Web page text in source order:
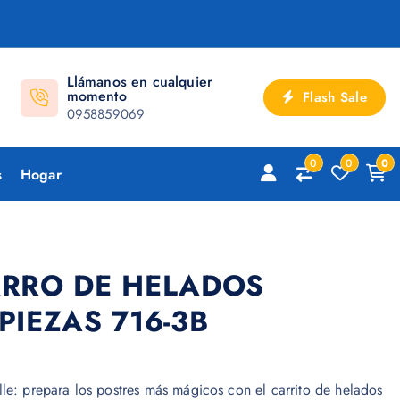
Llámanos en cualquier
momento
0958859069
Flash Sale
Hogar
0 0 0
DE HELADOS
716-3B
prepara los postres más mágicos con el carrito de helados